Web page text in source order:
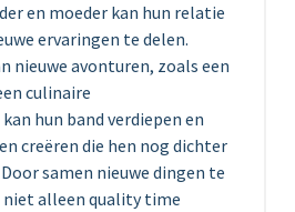
en moeder kan hun relatie
ervaringen te delen.
nieuwe avonturen, zoals een
culinaire
hun band verdiepen en
creëren die hen nog dichter
samen nieuwe dingen te
niet alleen quality time